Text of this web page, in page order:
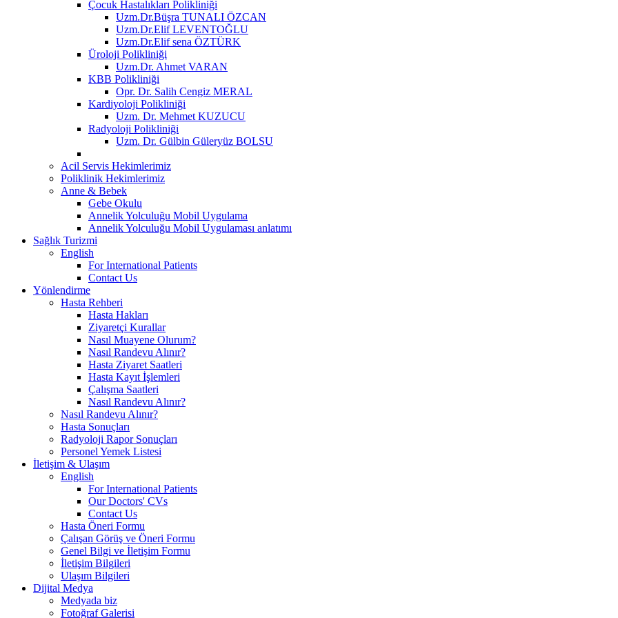
Çocuk Hastalıkları Polikliniği
Uzm.Dr.Büşra TUNALI ÖZCAN
Uzm.Dr.Elif LEVENTOĞLU
Uzm.Dr.Elif sena ÖZTÜRK
Üroloji Polikliniği
Uzm.Dr. Ahmet VARAN
KBB Polikliniği
Opr. Dr. Salih Cengiz MERAL
Kardiyoloji Polikliniği
Uzm. Dr. Mehmet KUZUCU
Radyoloji Polikliniği
Uzm. Dr. Gülbin Güleryüz BOLSU
Acil Servis Hekimlerimiz
Poliklinik Hekimlerimiz
Anne & Bebek
Gebe Okulu
Annelik Yolculuğu Mobil Uygulama
Annelik Yolculuğu Mobil Uygulaması anlatımı
Sağlık Turizmi
English
For International Patients
Contact Us
Yönlendirme
Hasta Rehberi
Hasta Hakları
Ziyaretçi Kurallar
Nasıl Muayene Olurum?
Nasıl Randevu Alınır?
Hasta Ziyaret Saatleri
Hasta Kayıt İşlemleri
Çalışma Saatleri
Nasıl Randevu Alınır?
Nasıl Randevu Alınır?
Hasta Sonuçları
Radyoloji Rapor Sonuçları
Personel Yemek Listesi
İletişim & Ulaşım
English
For International Patients
Our Doctors' CVs
Contact Us
Hasta Öneri Formu
Çalışan Görüş ve Öneri Formu
Genel Bilgi ve İletişim Formu
İletişim Bilgileri
Ulaşım Bilgileri
Dijital Medya
Medyada biz
Fotoğraf Galerisi